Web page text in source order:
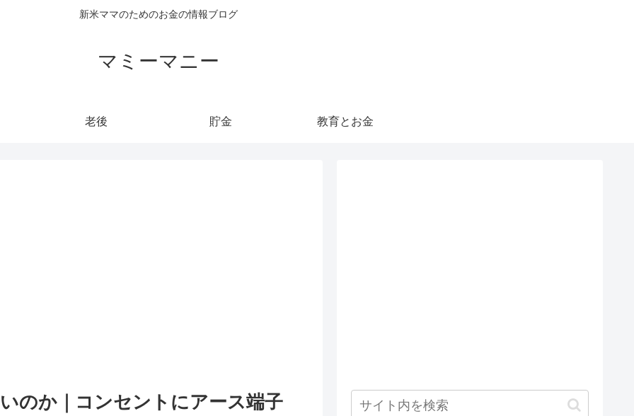
新米ママのためのお金の情報ブログ
マミーマニー
老後 貯金 教育とお金
のか｜コンセントにアース端子